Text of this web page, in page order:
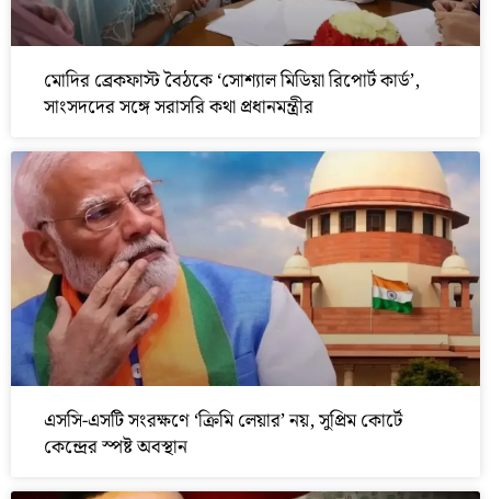
মোদির ব্রেকফাস্ট বৈঠকে ‘সোশ্যাল মিডিয়া রিপোর্ট কার্ড’,
সাংসদদের সঙ্গে সরাসরি কথা প্রধানমন্ত্রীর
এসসি-এসটি সংরক্ষণে ‘ক্রিমি লেয়ার’ নয়, সুপ্রিম কোর্টে
কেন্দ্রের স্পষ্ট অবস্থান